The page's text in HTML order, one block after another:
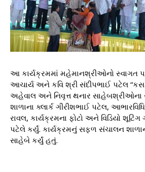
આ કાર્યક્રમમાં મહેમાનશ્રીઓનો સ્વાગત
આચાર્ય અને કવિ શ્રી સંદીપભાઈ પટેલ
અહેવાલ અને નિવૃત્ત થનાર સાહેબશ્રીઓના
શાળાના ક્લાર્ક ગીરીશભાઈ પટેલ,
રાવલ, કાર્યક્રમના ફોટો અને વિડિયો
પટેલે કર્યું. કાર્યક્રમનું સફળ સંચાલન
સાહેબે કર્યું હતું.